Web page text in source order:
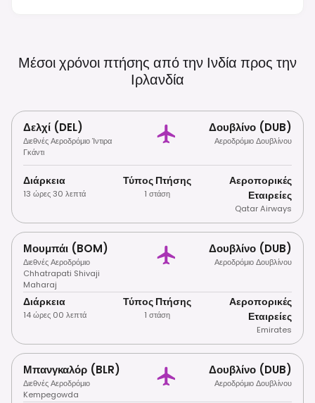
Δημόσια Κατανάλωση Αλκοόλ Απαγορεύεται
Μέσοι χρόνοι πτήσης από την Ινδία προς την
Ιρλανδία
Δελχί (DEL)
Διεθνές Αεροδρόμιο Ίντιρα
Γκάντι
Δουβλίνο (DUB)
Αεροδρόμιο Δουβλίνου
Διάρκεια
13 ώρες 30 λεπτά
Τύπος Πτήσης
1 στάση
Αεροπορικές
Εταιρείες
Qatar Airways
Μουμπάι (BOM)
Διεθνές Αεροδρόμιο
Chhatrapati Shivaji
Maharaj
Δουβλίνο (DUB)
Αεροδρόμιο Δουβλίνου
Διάρκεια
14 ώρες 00 λεπτά
Τύπος Πτήσης
1 στάση
Αεροπορικές
Εταιρείες
Emirates
Μπανγκαλόρ (BLR)
Διεθνές Αεροδρόμιο
Kempegowda
Δουβλίνο (DUB)
Αεροδρόμιο Δουβλίνου